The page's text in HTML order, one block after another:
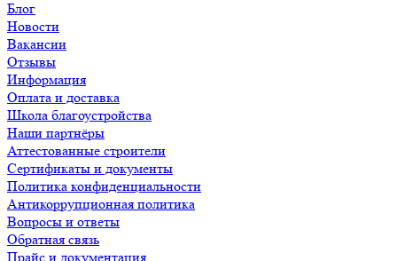
Блог
Новости
Вакансии
Отзывы
Информация
Оплата и доставка
Школа благоустройства
Наши партнёры
Аттестованные строители
Сертификаты и документы
Политика конфиденциальности
Антикоррупционная политика
Вопросы и ответы
Обратная связь
Прайс и документация